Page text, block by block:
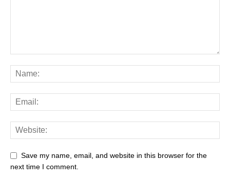
Save my name, email, and website in this browser for the
next time I comment.